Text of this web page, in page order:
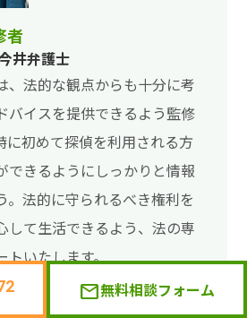
者
井弁護士
、法的な観点からも十分に考
バイスを提供できるよう監修
に初めて探偵を利用される方
できるようにしっかりと情報
。法的に守られるべき権利を
して生活できるよう、法の専
トいたします。
mail無料相談フォーム